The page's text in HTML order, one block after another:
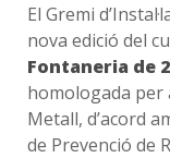
El Gremi
nova edició del
Fontaneria de
homologada per
Metall, d’acord
de Prevenció de